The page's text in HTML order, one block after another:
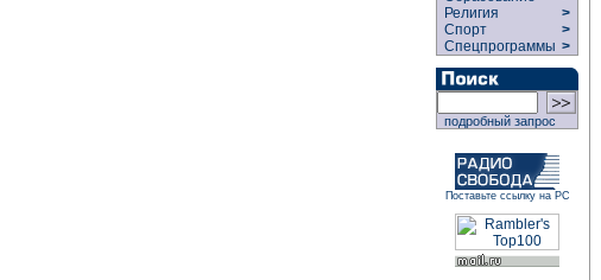
Религия
>
Спорт
>
Спецпрограммы >
подробный запрос
Поставьте ссылку на РС